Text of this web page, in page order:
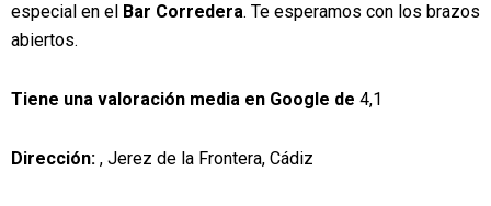
especial en el Bar Corredera. Te esperamos con los brazos
abiertos.
Tiene una valoración media en Google de 4,1
Dirección: , Jerez de la Frontera, Cádiz